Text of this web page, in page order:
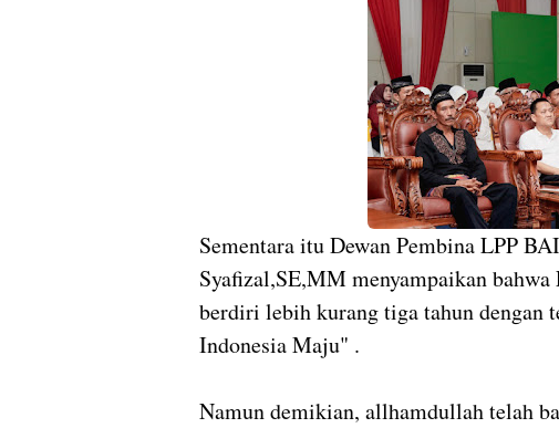
Sementara itu Dewan Pembina LPP
Syafizal,SE,MM menyampaikan
berdiri lebih kurang tiga tahun dengan
Indonesia Maju" .
Namun demikian, allhamdullah telah